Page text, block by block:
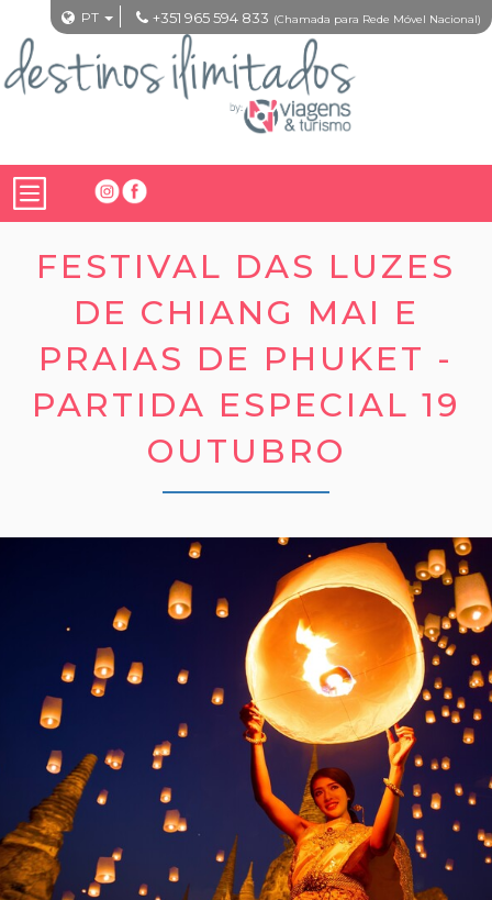
PT +351 965 594 833 (Chamada para Rede Móvel Nacional)
FESTIVAL DAS LUZES
DE CHIANG MAI E
PRAIAS DE PHUKET -
PARTIDA ESPECIAL 19
OUTUBRO